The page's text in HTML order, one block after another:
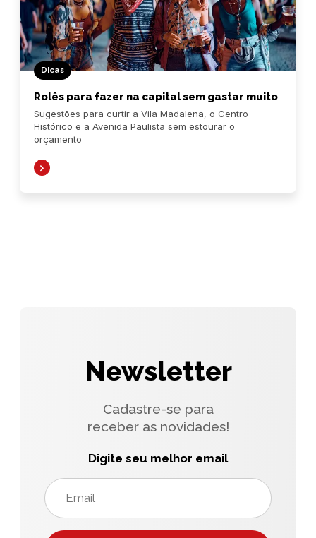
Dicas
Rolês para fazer na capital sem gastar muito
Sugestões para curtir a Vila Madalena, o Centro
Histórico e a Avenida Paulista sem estourar o
orçamento
Newsletter
Cadastre-se para
receber as novidades!
Digite seu melhor email